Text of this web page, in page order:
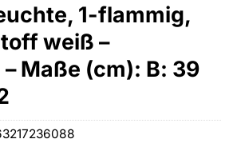
1-flammig,
weiß –
Maße (cm): B: 39